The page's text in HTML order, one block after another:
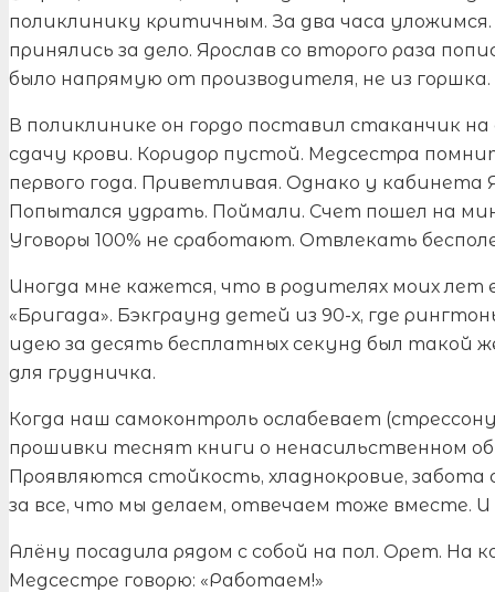
поликлинику критичным. За два часа
принялись за дело. Ярослав со второго раза
было напрямую от производителя, не из
В поликлинике он гордо поставил стаканчик
сдачу крови. Коридор пустой. Медсестра
первого года. Приветливая. Однако у кабинета
Попытался удрать. Поймали. Счет пошел на
Уговоры 100% не сработают. Отвлекать
Иногда мне кажется, что в родителях моих лет
«Бригада». Бэкграунд детей из 90-х, где
идею за десять бесплатных секунд был такой
для грудничка.
Когда наш самоконтроль ослабевает
прошивки теснят книги о ненасильственном
Проявляются стойкость, хладнокровие,
за все, что мы делаем, отвечаем тоже вместе.
Алёну посадила рядом с собой на пол. Орет. На
Медсестре говорю: «Работаем!»